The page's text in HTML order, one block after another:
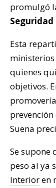
promulgó
Seguridad
Esta
quienes
objetivos.
Suena
Se supone
peso al ya
Interioren